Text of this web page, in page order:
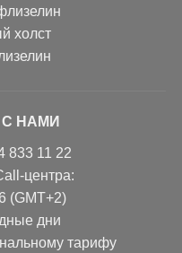
холст
НАМИ
833 11 22
центра:
(GMT+2)
дни
тарифу